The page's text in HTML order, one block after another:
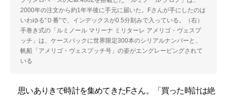
2000年の注文から約1年半後に手元に届いた。Fさんが手にしたのは
いわゆる“Ｄ番”で、インデックスが0.5分刻みで入っている。（右）
手巻き式の「ルミノール マリーナ ミリターレ アメリゴ・ヴェスプ
ッチ」は、ケースバックに世界限定300本のシリアルナンバーと、
帆船「アメリゴ・ヴェスプッチ号」の姿がエングレービングされて
いる
思いありきで時計を集めてきたFさん。「買った時計は絶